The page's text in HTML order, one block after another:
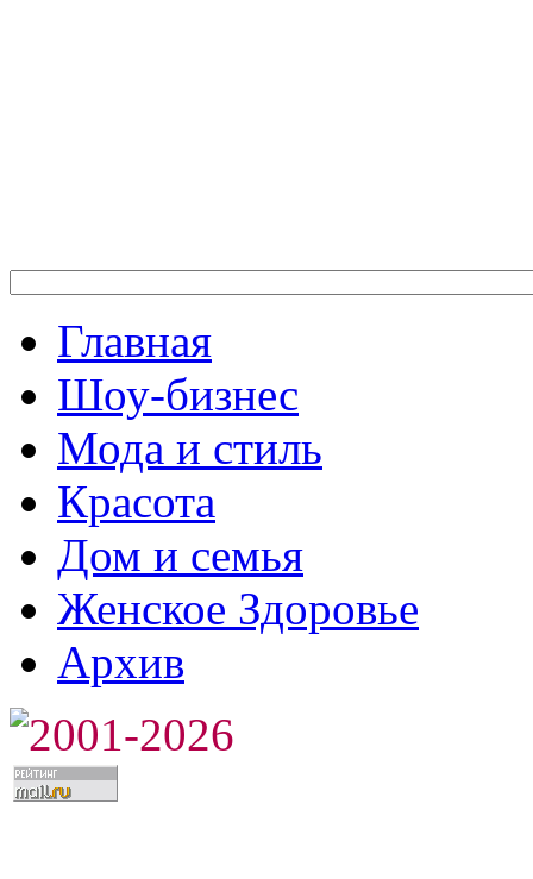
Главная
Шоу-бизнес
Мода и стиль
Красота
Дом и семья
Женское Здоровье
Архив
2001-2026